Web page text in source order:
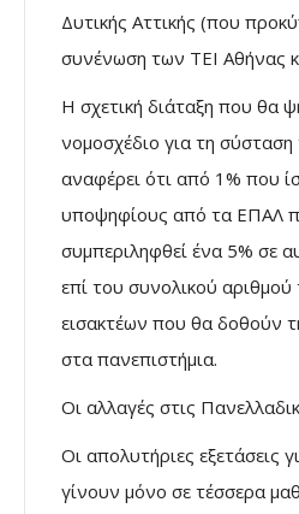
Δυτικής Αττικής (που
συνένωση των ΤΕΙ Αθήνας
Η σχετική διάταξη που θα
νομοσχέδιο για τη
αναφέρει ότι από 1% που
υποψηφίους από τα ΕΠΑΛ
συμπεριληφθεί ένα 5% σε
επί του συνολικού
εισακτέων που θα δοθούν
στα πανεπιστήμια.
Οι αλλαγές στις
Οι απολυτήριες εξετάσεις
γίνουν μόνο σε τέσσερα